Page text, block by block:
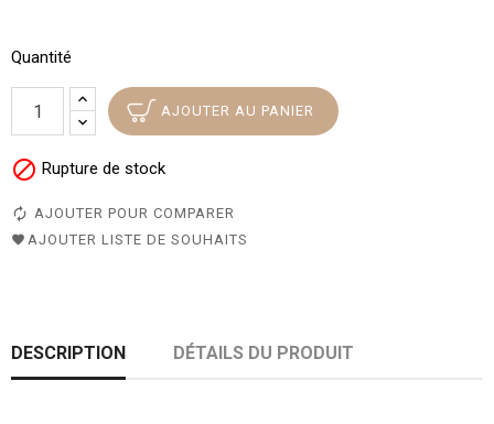
Quantité
AJOUTER AU PANIER
 Rupture de stock
AJOUTER POUR COMPARER
AJOUTER LISTE DE SOUHAITS
DESCRIPTION DÉTAILS DU PRODUIT